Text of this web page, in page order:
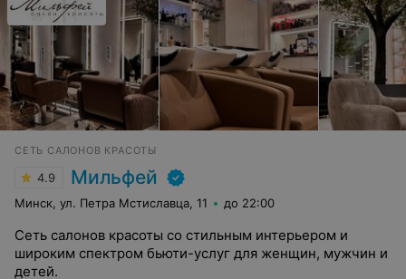
СЕТЬ САЛОНОВ КРАСОТЫ
4.9 Мильфей
Минск, ул. Петра Мстиславца, 11 до 22:00
Сеть салонов красоты со стильным интерьером и
широким спектром бьюти-услуг для женщин, мужчин и
детей.